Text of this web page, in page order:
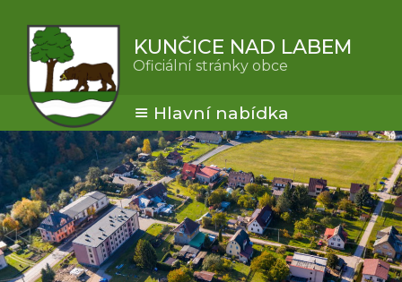
KUNČICE NAD LABEM
Oficiální stránky obce
Hlavní nabídka